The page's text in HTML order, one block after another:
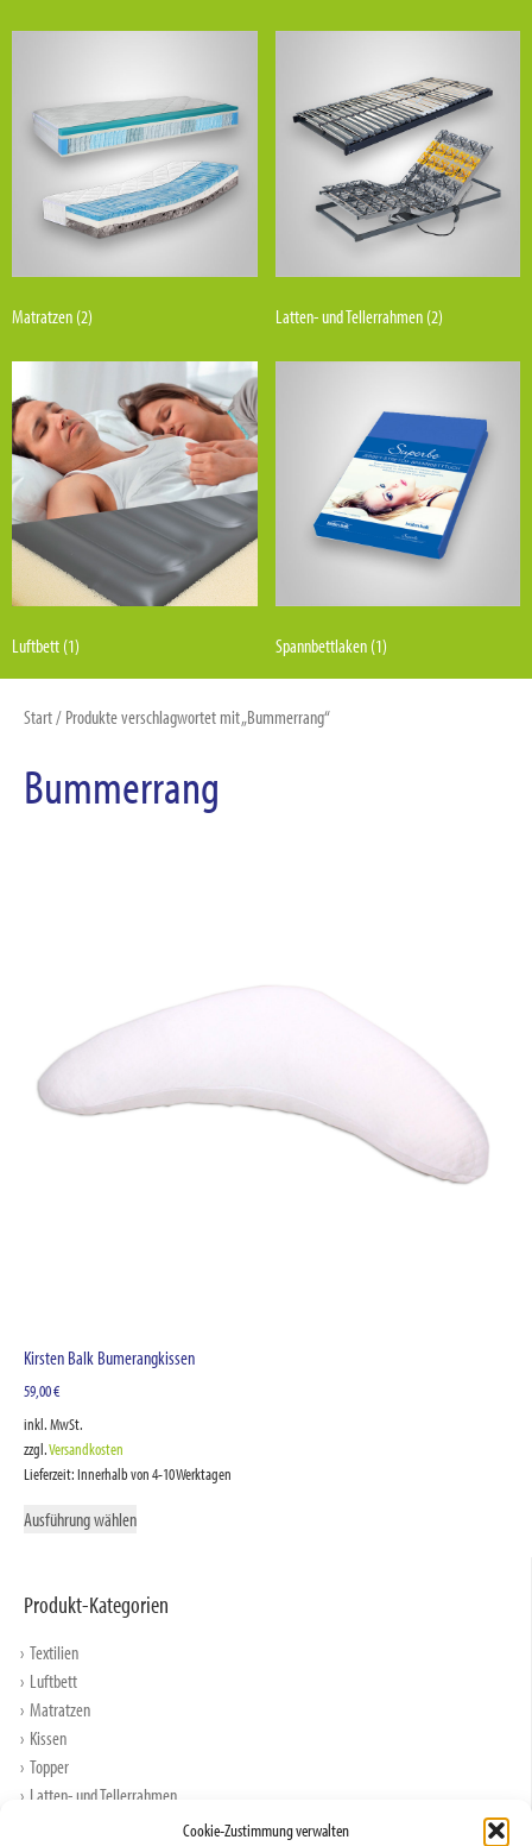
Cookie-Zustimmung verwalten
Matratzen (2) Latten- und Tellerrahmen (2)
Luftbett (1) Spannbettlaken (1)
Produkt-Kategorien
Textilien
Luftbett
Matratzen
Kissen
Topper
Latten- und Tellerrahmen
Start/ Produkte verschlagwortet mit „Bummerrang“
Bummerrang
Kirsten Balk Bumerangkissen
59,00€
inkl. MwSt.
zzgl.Versandkosten
Lieferzeit:Innerhalb von 4-10 Werktagen
Ausführung wählen